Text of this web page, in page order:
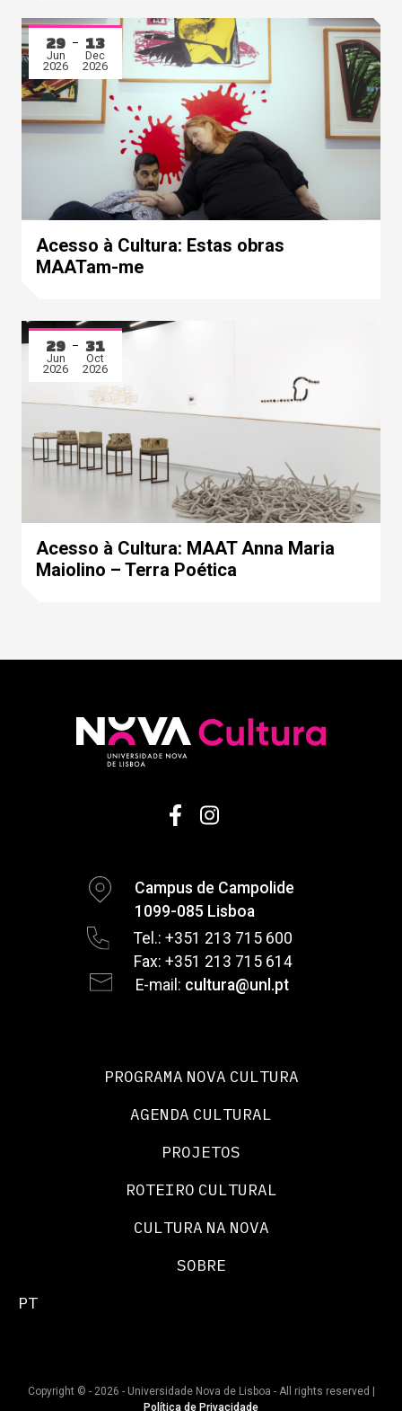
29
Jun
2026
13
Dec
2026
Acesso à Cultura: Estas obras
MAATam-me
29
Jun
2026
31
Oct
2026
Acesso à Cultura: MAAT Anna Maria
Maiolino – Terra Poética
Campus de Campolide
1099-085 Lisboa
Tel.: +351 213 715 600
Fax: +351 213 715 614
E-mail: cultura@unl.pt
PROGRAMA NOVA CULTURA
AGENDA CULTURAL
PROJETOS
ROTEIRO CULTURAL
CULTURA NA NOVA
SOBRE
PT
Copyright © - 2026 - Universidade Nova de Lisboa - All rights reserved |
Política de Privacidade